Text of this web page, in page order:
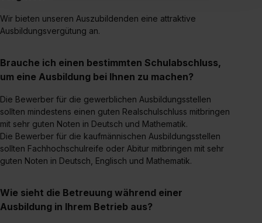
erforderliche personenbezogene Daten an Social Media
Einzelfall bei dem jeweiligen Inhalt erteilen. Willst du nur
bestimmte Verwendungszwecke zulassen, triff deine
Auswahl über die Checkboxen und klick auf „Auswahl
erlauben“. Die Einwilligung zur Platzierung von Cookies
der Kategorien „Präferenzen“, „Statistiken“ und „Social
Media und Marketing“ umfasst hierbei die Einwilligung
zur Übermittlung deiner Daten in die USA (Art. 49 Abs. 1
S. 1 lit. a) DS-GVO). Die USA verfügen über kein
II). Du kannst die von dir erteilte Einwilligung jederzeit mit
Wirkung für die Zukunft ganz oder teilweise über unsere
Wir bieten unseren Auszubildenden eine attraktive
Ausbildungsvergütung an.
Brauche ich einen bestimmten Schulabschluss,
um eine Ausbildung bei Ihnen zu machen?
Die Bewerber für die gewerblichen Ausbildungsstellen
sollten mindestens einen guten Realschulschluss mitbringen
mit sehr guten Noten in Deutsch und Mathematik.
Die Bewerber für die kaufmännischen Ausbildungsstellen
sollten Fachhochschulreife oder Abitur mitbringen mit sehr
guten Noten in Deutsch, Englisch und Mathematik.
Wie sieht die Betreuung während einer
Ausbildung in Ihrem Betrieb aus?